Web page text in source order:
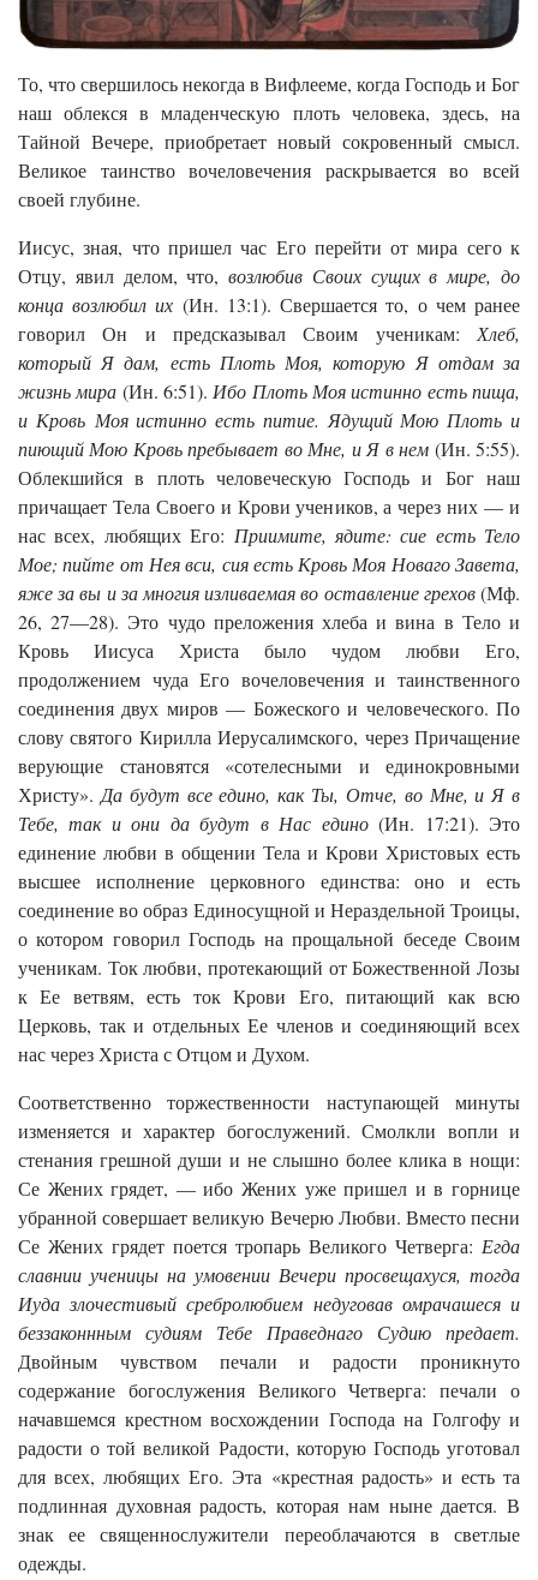
То, что свершилось некогда в Вифлееме, когда Господь и Бог
наш облекся в младенческую плоть человека, здесь, на
Тайной Вечере, приобретает новый сокровенный смысл.
Великое таинство вочеловечения раскрывается во всей
своей глубине.
Иисус, зная, что пришел час Его перейти от мира сего к
Отцу, явил делом, что,возлюбив Своих сущих в мире, до
конца возлюбил их (Ин. 13:1). Свершается то, о чем ранее
говорил Он и предсказывал Своим ученикам: Хлеб,
который Я дам, есть Плоть Моя, которую Я отдам за
жизнь мира (Ин. 6:51). Ибо Плоть Моя истинно есть пища,
и Кровь Моя истинно есть питие. Ядущий Мою Плоть и
пиющий Мою Кровь пребывает во Мне, и Я в нем (Ин. 5:55).
Облекшийся в плоть человеческую Господь и Бог наш
причащает Тела Своего и Крови учеников, а через них — и
нас всех, любящих Его: Приимите, ядите: сие есть Тело
Мое; пийте от Нея вси, сия есть Кровь Моя Новаго Завета,
яже за вы и за многия изливаемая во оставление грехов(Мф.
26, 27—28). Это чудо преложения хлеба и вина в Тело и
Кровь Иисуса Христа было чудом любви Его,
продолжением чуда Его вочеловечения и таинственного
соединения двух миров — Божеского и человеческого. По
слову святого Кирилла Иерусалимского, через Причащение
верующие становятся «сотелесными и единокровными
Христу». Да будут все едино, как Ты, Отче, во Мне, и Я в
Тебе, так и они да будут в Нас едино(Ин. 17:21). Это
единение любви в общении Тела и Крови Христовых есть
высшее исполнение церковного единства: оно и есть
соединение во образ Единосущной и Нераздельной Троицы,
о котором говорил Господь на прощальной беседе Своим
ученикам. Ток любви, протекающий от Божественной Лозы
к Ее ветвям, есть ток Крови Его, питающий как всю
Церковь, так и отдельных Ее членов и соединяющий всех
нас через Христа с Отцом и Духом.
Соответственно торжественности наступающей минуты
изменяется и характер богослужений. Смолкли вопли и
стенания грешной души и не слышно более клика в нощи:
Се Жених грядет, — ибо Жених уже пришел и в горнице
убранной совершает великую Вечерю Любви. Вместо песни
Се Жених грядет поется тропарь Великого Четверга: Егда
славнии ученицы на умовении Вечери просвещахуся, тогда
Иуда злочестивый сребролюбием недуговав омрачашеся и
беззаконнным судиям Тебе Праведнаго Судию предает.
Двойным чувством печали и радости проникнуто
содержание богослужения Великого Четверга: печали о
начавшемся крестном восхождении Господа на Голгофу и
радости о той великой Радости, которую Господь уготовал
для всех, любящих Его. Эта «крестная радость» и есть та
подлинная духовная радость, которая нам ныне дается. В
знак ее священнослужители переоблачаются в светлые
одежды.